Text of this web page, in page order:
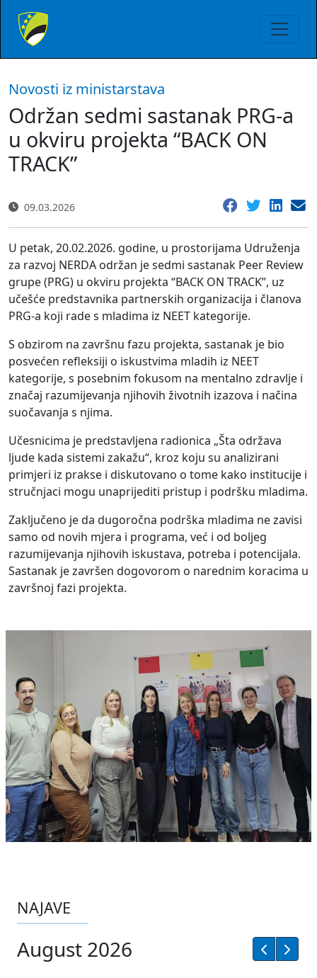
Novosti iz ministarstava
Održan sedmi sastanak PRG-a
u okviru projekta “BACK ON
TRACK”
09.03.2026
U petak, 20.02.2026. godine, u prostorijama Udruženja
za razvoj NERDA održan je sedmi sastanak Peer Review
grupe (PRG) u okviru projekta “BACK ON TRACK”, uz
učešće predstavnika partnerskih organizacija i članova
PRG-a koji rade s mladima iz NEET kategorije.
S obzirom na završnu fazu projekta, sastanak je bio
posvećen refleksiji o iskustvima mladih iz NEET
kategorije, s posebnim fokusom na mentalno zdravlje i
značaj razumijevanja njihovih životnih izazova i načina
suočavanja s njima.
Učesnicima je predstavljena radionica „Šta održava
ljude kada sistemi zakažu“, kroz koju su analizirani
primjeri iz prakse i diskutovano o tome kako institucije i
stručnjaci mogu unaprijediti pristup i podršku mladima.
Zaključeno je da dugoročna podrška mladima ne zavisi
samo od novih mjera i programa, već i od boljeg
razumijevanja njihovih iskustava, potreba i potencijala.
Sastanak je završen dogovorom o narednim koracima u
završnoj fazi projekta.
NAJAVE
August 2026